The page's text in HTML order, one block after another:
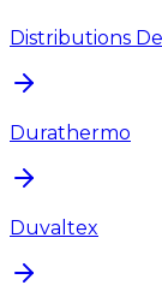
Distributions
Durathermo
Duvaltex